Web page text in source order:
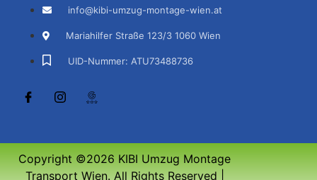
info@kibi-umzug-montage-wien.at
Mariahilfer Straße 123/3 1060 Wien
UID-Nummer: ATU73488736
Copyright ©2026 KIBI Umzug Montage
Transport Wien. All Rights Reserved |